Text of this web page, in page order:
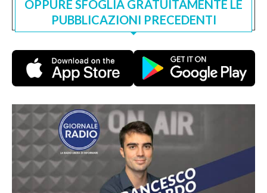
OPPURE SFOGLIA GRATUITAMENTE LE
PUBBLICAZIONI PRECEDENTI